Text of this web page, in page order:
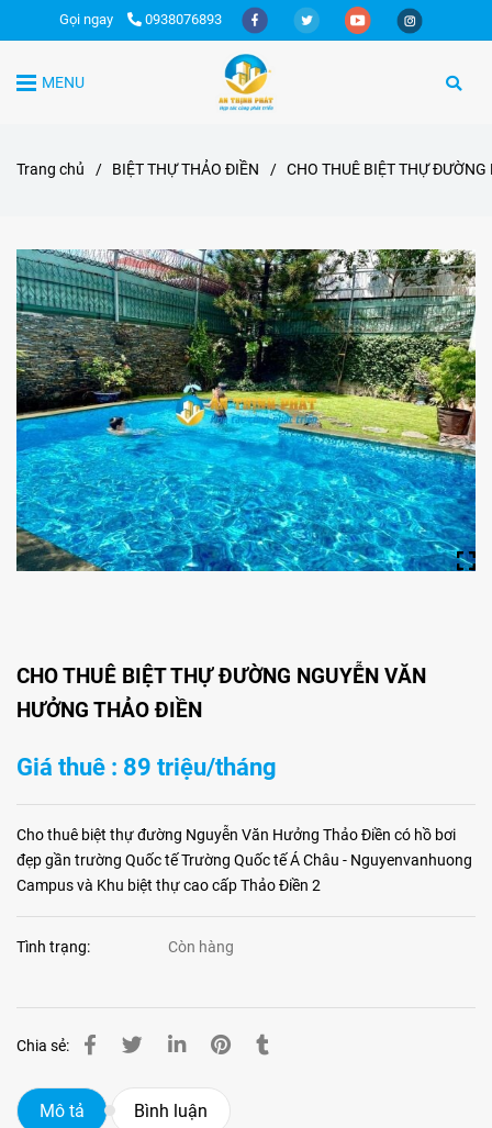
Gọi ngay 0938076893
MENU
Trang chủ / BIỆT THỰ THẢO ĐIỀN / CHO THUÊ BIỆT THỰ
CHO THUÊ BIỆT THỰ ĐƯỜNG NGUYỄN VĂN
HƯỞNG THẢO ĐIỀN
Giá thuê : 89 triệu/tháng
Cho thuê biệt thự đường Nguyễn Văn Hưởng Thảo Điền có hồ bơi
đẹp gần trường Quốc tế Trường Quốc tế Á Châu - Nguyenvanhuong
Campus và Khu biệt thự cao cấp Thảo Điền 2
Tình trạng: Còn hàng
Chia sẻ:
Mô tả Bình luận